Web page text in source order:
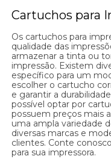
Cartuchos para
Os cartuchos para
qualidade das
armazenar a tinta ou
impressão. Existem
específico para um
escolher o cartucho
e garantir a
possível optar por
possuem preços mais
uma ampla variedade
diversas marcas e
clientes. Conte
para sua impressora.